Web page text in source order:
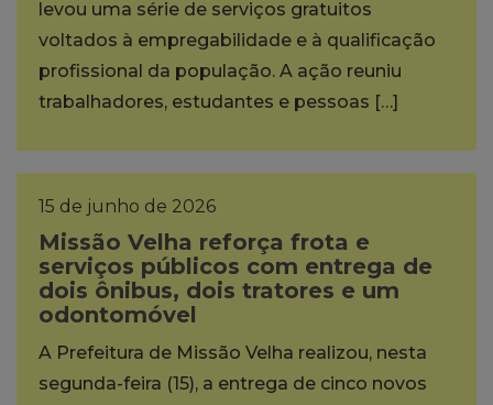
levou uma série de serviços gratuitos
voltados à empregabilidade e à qualificação
profissional da população. A ação reuniu
trabalhadores, estudantes e pessoas […]
15 de junho de 2026
Missão Velha reforça frota e
serviços públicos com entrega de
dois ônibus, dois tratores e um
odontomóvel
A Prefeitura de Missão Velha realizou, nesta
segunda-feira (15), a entrega de cinco novos